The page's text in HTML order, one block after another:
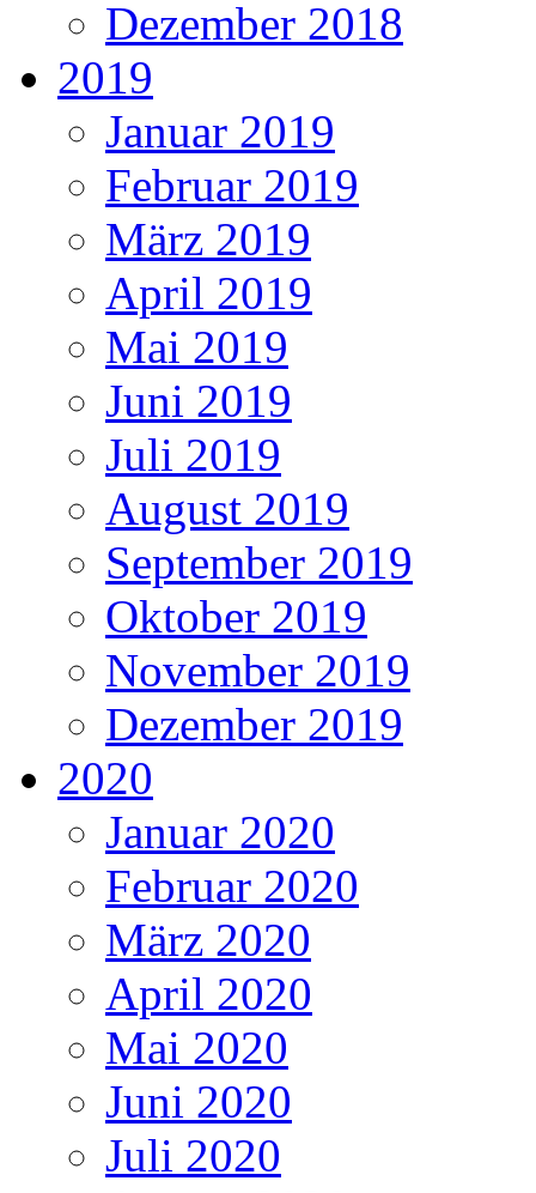
Dezember 2018
2019
Januar 2019
Februar 2019
März 2019
April 2019
Mai 2019
Juni 2019
Juli 2019
August 2019
September 2019
Oktober 2019
November 2019
Dezember 2019
2020
Januar 2020
Februar 2020
März 2020
April 2020
Mai 2020
Juni 2020
Juli 2020